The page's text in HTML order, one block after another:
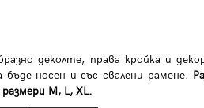
деколте, права кройка и
бъде носен и със свалени рамене.
M, L, XL.